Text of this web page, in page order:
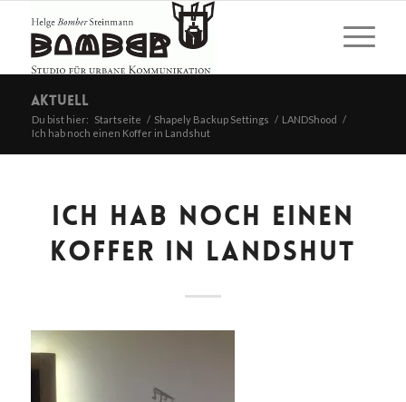
Aktuell
Du bist hier: Startseite / Shapely Backup Settings / LANDShood /
Ich hab noch einen Koffer in Landshut
ICH HAB NOCH EINEN
KOFFER IN LANDSHUT